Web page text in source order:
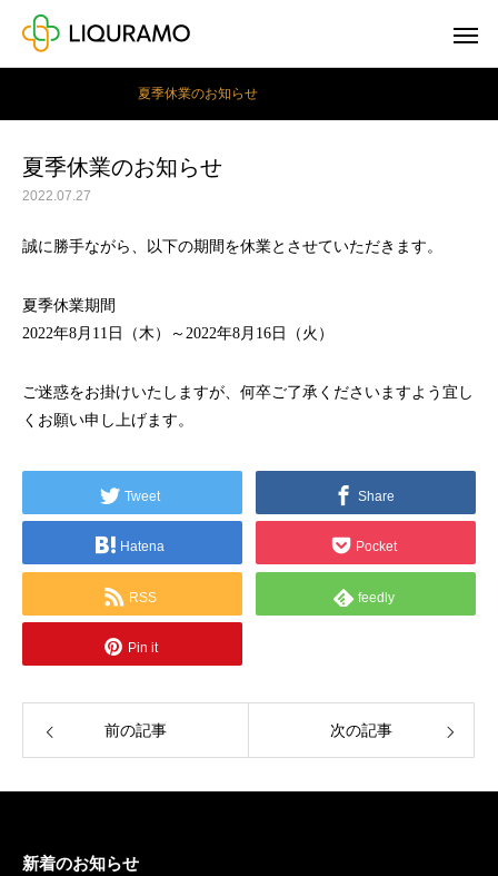
夏季休業のお知らせ
夏季休業のお知らせ
2022.07.27
誠に勝手ながら、以下の期間を休業とさせていただきます。
夏季休業期間
2022年8月11日（木）～2022年8月16日（火）
ご迷惑をお掛けいたしますが、何卒ご了承くださいますよう宜し
くお願い申し上げます。
Tweet Share
Hatena Pocket
RSS feedly
Pin it
前の記事 次の記事
新着のお知らせ